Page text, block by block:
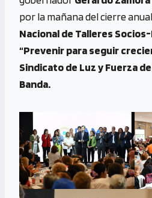
o
k
g
er
n
k
m A
p
p
por la mañana del cierre
Nacional de Talleres
“Prevenir para seguir
Sindicato de Luz y Fuerza
Banda.